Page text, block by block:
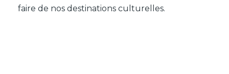
faire de nos destinations culturelles.